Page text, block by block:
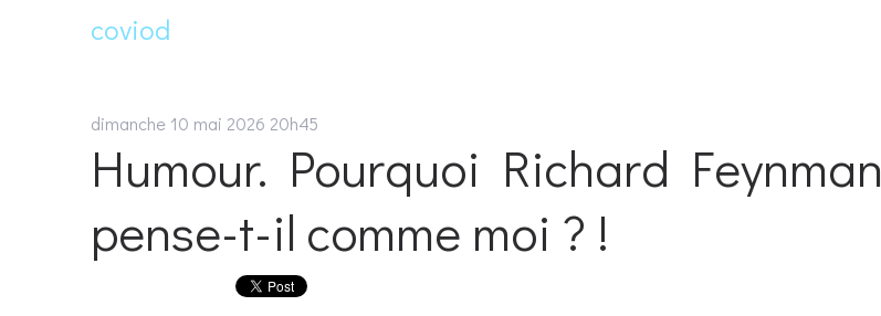
coviod
dimanche 10 mai 2026 20h45
Humour. Pourquoi Richard Feynman
pense-t-il comme moi ? !